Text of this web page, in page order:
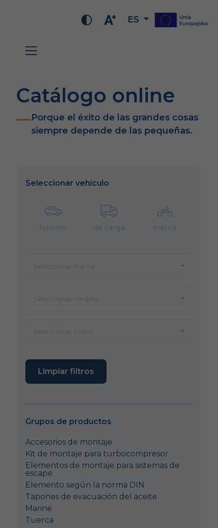
ES
Catálogo online
Porque el éxito de las grandes cosas
siempre depende de las pequeñas.
Seleccionar vehículo
Limpiar filtros
Grupos de productos
Accesorios de montaje
Kit de montaje para turbocompresor
Elementos de montaje para sistemas de
escape
Elemento según la norma DIN
Tapones de evacuación del aceite
Marine
Tuerca